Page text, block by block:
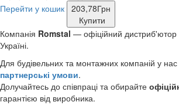
Перейти у кошик 203,78Грн
Купити
Компанія Romstal — офіційний
Україні.
Для будівельних та монтажних компаній у нас
партнерські умови.
Долучайтесь до співпраці та обирайте
гарантією від виробника.